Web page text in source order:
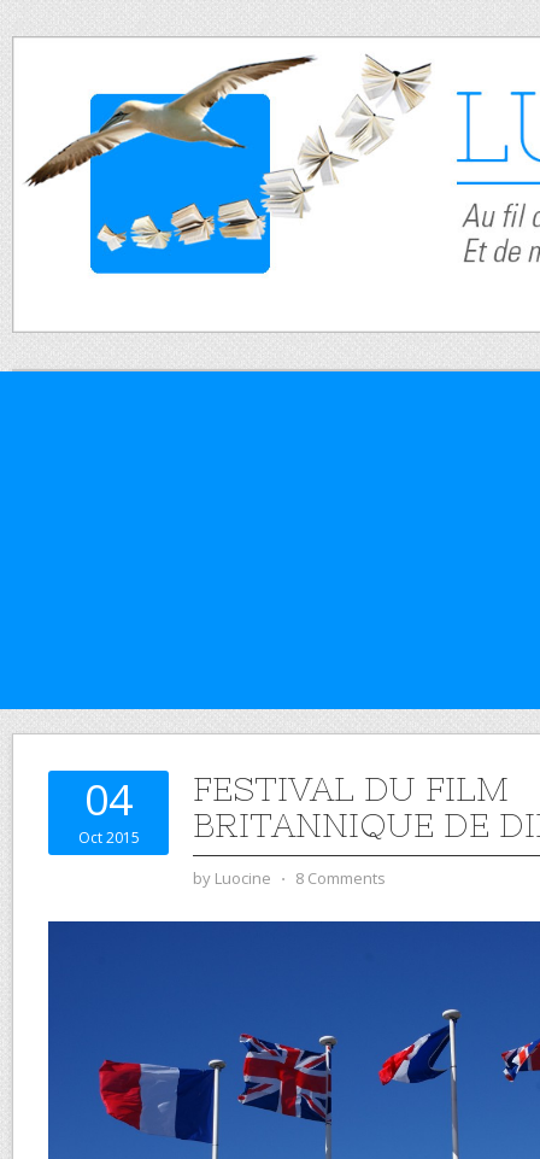
04
Oct 2015
FESTIVAL DU FILM
BRITANNIQUE DE
by Luocine ⋅ 8 Comments